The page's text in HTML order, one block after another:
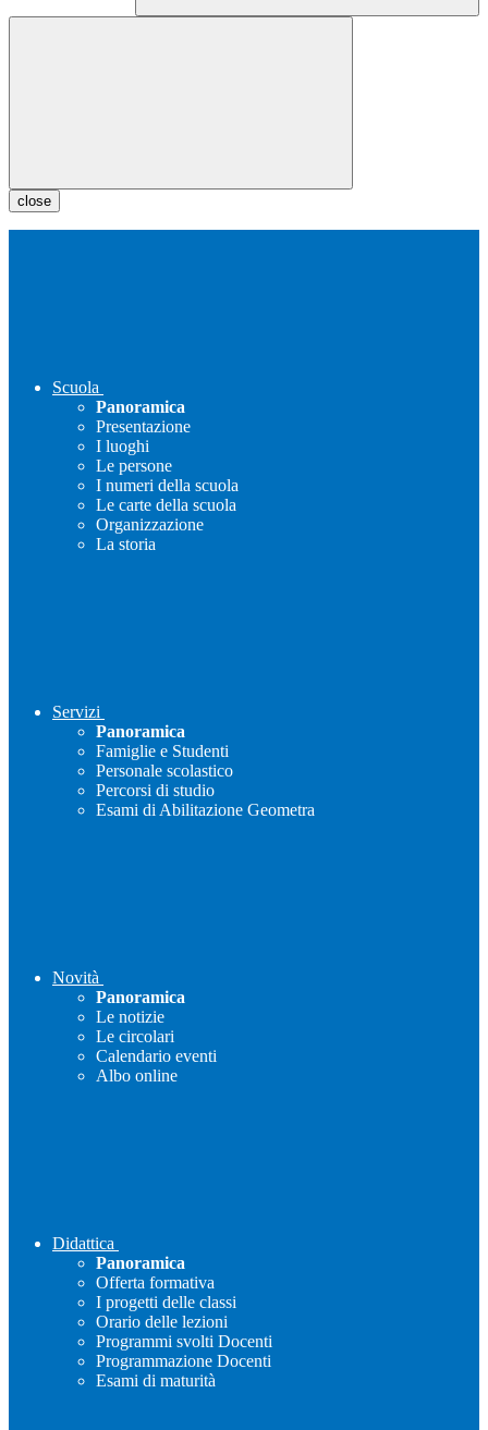
close
Scuola
Panoramica
Presentazione
I luoghi
Le persone
I numeri della scuola
Le carte della scuola
Organizzazione
La storia
Servizi
Panoramica
Famiglie e Studenti
Personale scolastico
Percorsi di studio
Esami di Abilitazione Geometra
Novità
Panoramica
Le notizie
Le circolari
Calendario eventi
Albo online
Didattica
Panoramica
Offerta formativa
I progetti delle classi
Orario delle lezioni
Programmi svolti Docenti
Programmazione Docenti
Esami di maturità